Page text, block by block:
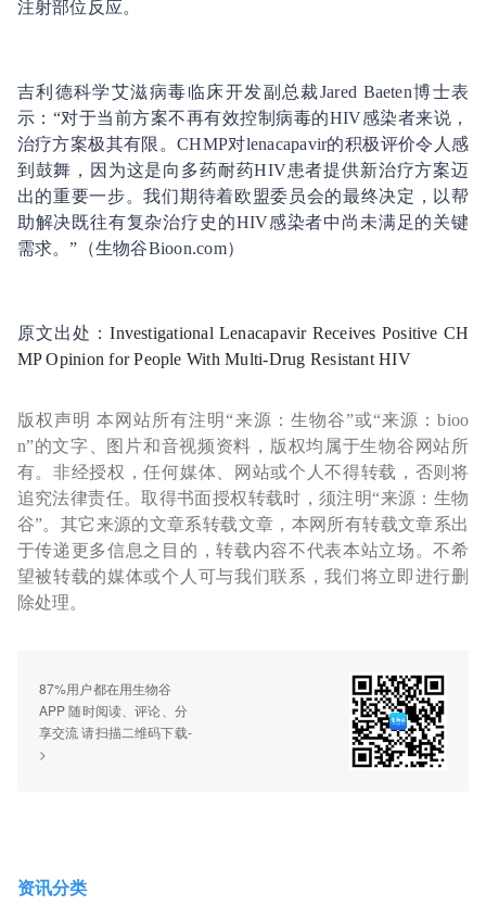
注射部位反应。
吉利德科学艾滋病毒临床开发副总裁Jared Baeten博士表
示：“对于当前方案不再有效控制病毒的HIV感染者来说，
治疗方案极其有限。CHMP对lenacapavir的积极评价令人感
到鼓舞，因为这是向多药耐药HIV患者提供新治疗方案迈
出的重要一步。我们期待着欧盟委员会的最终决定，以帮
助解决既往有复杂治疗史的HIV感染者中尚未满足的关键
需求。”（生物谷Bioon.com）
原文出处：Investigational Lenacapavir Receives Positive CH
MP Opinion for People With Multi-Drug Resistant HIV
版权声明 本网站所有注明“来源：生物谷”或“来源：bioo
n”的文字、图片和音视频资料，版权均属于生物谷网站所
有。非经授权，任何媒体、网站或个人不得转载，否则将
追究法律责任。取得书面授权转载时，须注明“来源：生物
谷”。其它来源的文章系转载文章，本网所有转载文章系出
于传递更多信息之目的，转载内容不代表本站立场。不希
望被转载的媒体或个人可与我们联系，我们将立即进行删
除处理。
87%用户都在用生物谷
APP 随时阅读、评论、分
享交流 请扫描二维码下载-
>
资讯分类